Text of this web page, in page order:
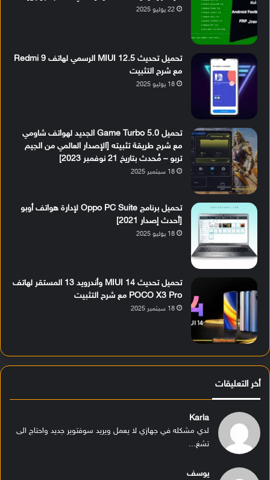
22 يوليو 2025
تحميل تحديث MIUI 12.5 الرسمي لهاتف Redmi 9
مع شرح التثبيت
18 يوليو 2025
تحميل Game Turbo 5.0 الجديد لهواتف شاومي
مع شرح طريقة تثبيته [الإصدار العالمي من الجيم
تربو – مُحدث بتاريخ 21 نوفمبر 2023]
18 سبتمبر 2025
تحميل برنامج Oppo PC Suite لإدارة هواتف أوبو
[أحدث إصدار 2021]
18 يوليو 2025
تحميل تحديث MIUI 14 وأندرويد 13 المستقر لهاتف
POCO X3 Pro مع شرح التثبيت
18 سبتمبر 2025
أخر التعليقات
Karla
لدي مشكله في جهازي لا يعمل ويريد سوفتوير جديد واحتاج الى
تشغ...
يوسف